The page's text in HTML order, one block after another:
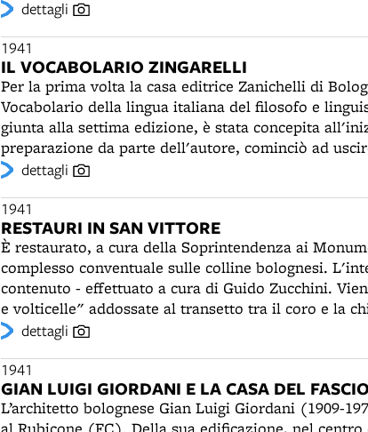
risponde all’istanza ruralista.
dettagli
1941
IL VOCABOLARIO ZINGARELLI
Per la prima volta la casa editrice Zanichelli di
Vocabolario della lingua italiana del filosofo e
giunta alla settima edizione, è stata concepita
preparazione da parte dell'autore, cominciò ad
Reggiani di Milano. Dal 1922 venne pubblicata in
dettagli
1941
RESTAURI IN SAN VITTORE
È restaurato, a cura della Soprintendenza ai
complesso conventuale sulle colline bolognesi.
contenuto - effettuato a cura di Guido Zucchini.
e volticelle" addossate al transetto tra il coro e la
dettagli
1941
GIAN LUIGI GIORDANI E LA CASA DEL
L’architetto bolognese Gian Luigi Giordani (1909-